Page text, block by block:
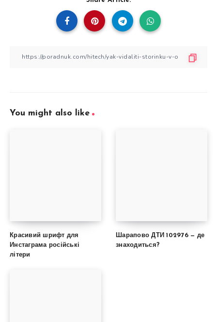
You might also like
Красивий шрифт для
Инстаграма російські
літери
Шарапово ДТИ 102976 — де
знаходиться?